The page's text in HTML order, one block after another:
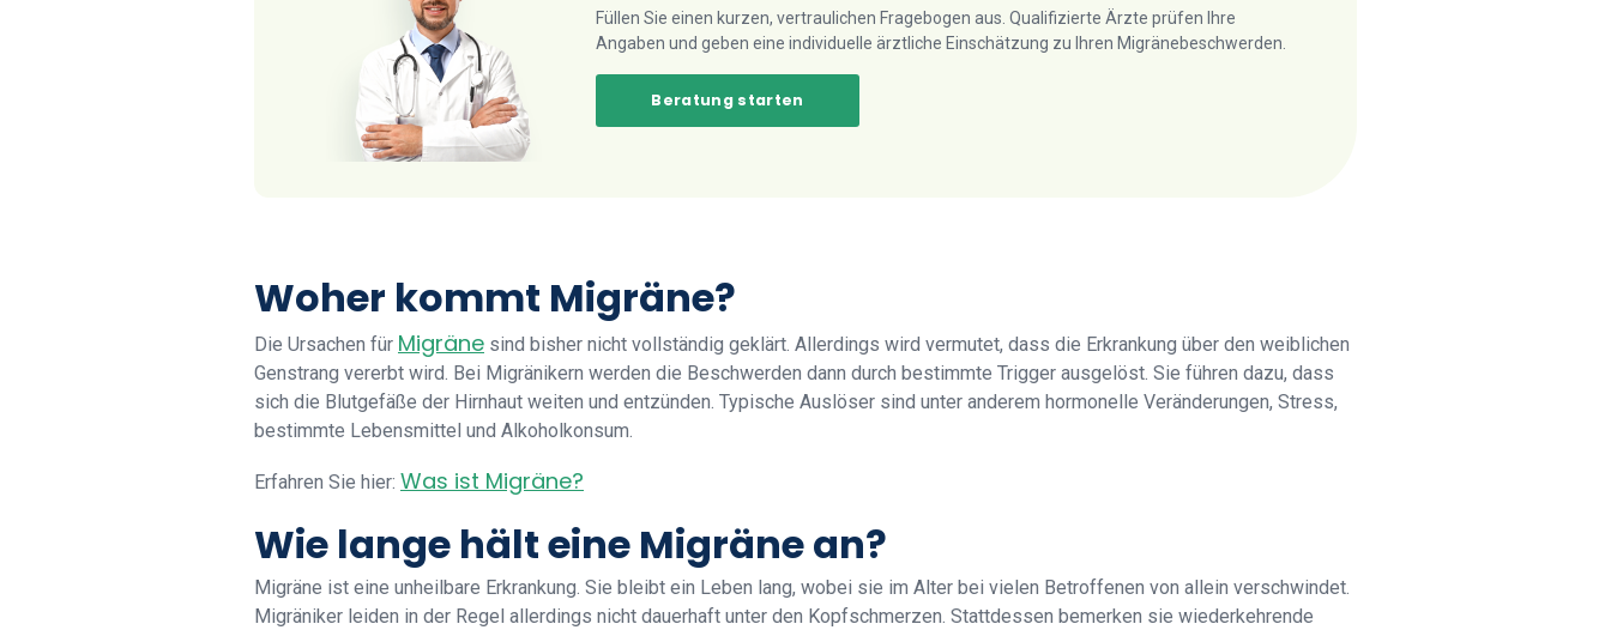
Füllen Sie einen kurzen, vertraulichen Fragebogen aus. Qualifizierte Ärzte prüfen Ihre
Angaben und geben eine individuelle ärztliche Einschätzung zu Ihren Migränebeschwerden.
Beratung starten
Woher kommt Migräne?
Die Ursachen für Migräne sind bisher nicht vollständig geklärt. Allerdings wird vermutet, dass die Erkrankung über den weiblichen
Genstrang vererbt wird. Bei Migränikern werden die Beschwerden dann durch bestimmte Trigger ausgelöst. Sie führen dazu, dass
sich die Blutgefäße der Hirnhaut weiten und entzünden. Typische Auslöser sind unter anderem hormonelle Veränderungen, Stress,
bestimmte Lebensmittel und Alkoholkonsum.
Erfahren Sie hier: Was ist Migräne?
Wie lange hält eine Migräne an?
Migräne ist eine unheilbare Erkrankung. Sie bleibt ein Leben lang, wobei sie im Alter bei vielen Betroffenen von allein verschwindet.
Migräniker leiden in der Regel allerdings nicht dauerhaft unter den Kopfschmerzen. Stattdessen bemerken sie wiederkehrende